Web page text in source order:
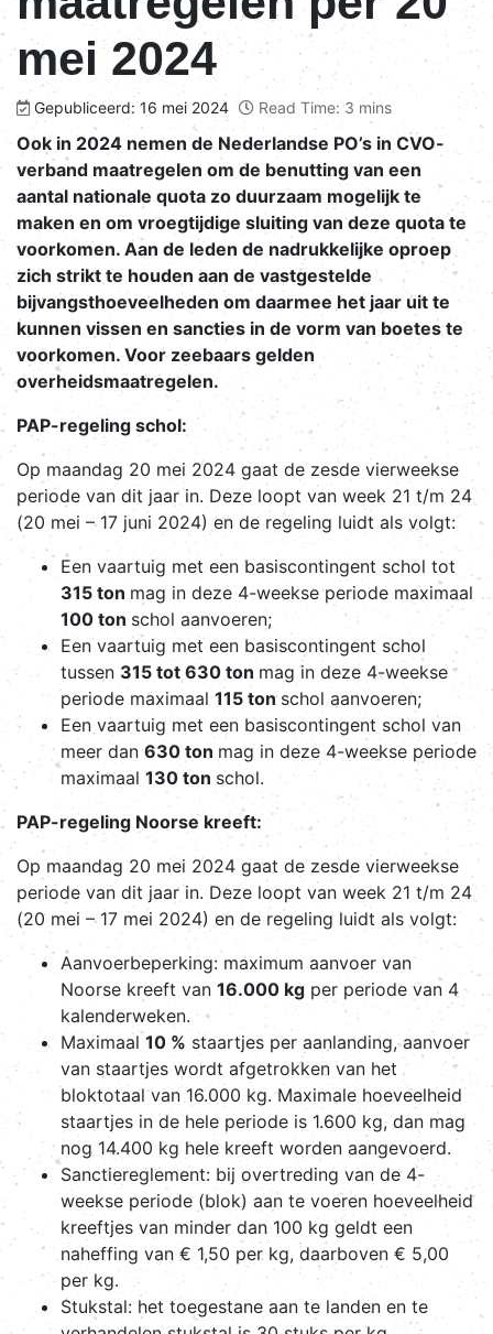
mei 2024
Gepubliceerd: 16 mei 2024 Read Time: 3 mins
Ook in 2024 nemen de Nederlandse PO’s in CVO-
verband maatregelen om de benutting van een
aantal nationale quota zo duurzaam mogelijk te
maken en om vroegtijdige sluiting van deze quota te
voorkomen. Aan de leden de nadrukkelijke oproep
zich strikt te houden aan de vastgestelde
bijvangsthoeveelheden om daarmee het jaar uit te
kunnen vissen en sancties in de vorm van boetes te
voorkomen. Voor zeebaars gelden
overheidsmaatregelen.
PAP-regeling schol:
Op maandag 20 mei 2024 gaat de zesde vierweekse
periode van dit jaar in. Deze loopt van week 21 t/m 24
(20 mei – 17 juni 2024) en de regeling luidt als volgt:
Een vaartuig met een basiscontingent schol tot
315 ton mag in deze 4-weekse periode maximaal
100 ton schol aanvoeren;
Een vaartuig met een basiscontingent schol
tussen 315 tot 630 ton mag in deze 4-weekse
periode maximaal115 ton schol aanvoeren;
Een vaartuig met een basiscontingent schol van
meer dan 630 ton mag in deze 4-weekse periode
maximaal 130 ton schol.
PAP-regeling Noorse kreeft:
Op maandag 20 mei 2024 gaat de zesde vierweekse
periode van dit jaar in. Deze loopt van week 21 t/m 24
(20 mei – 17 mei 2024) en de regeling luidt als volgt:
Aanvoerbeperking: maximum aanvoer van
Noorse kreeft van 16.000 kg per periode van 4
kalenderweken.
Maximaal 10 % staartjes per aanlanding, aanvoer
van staartjes wordt afgetrokken van het
bloktotaal van 16.000 kg. Maximale hoeveelheid
staartjes in de hele periode is 1.600 kg, dan mag
nog 14.400 kg hele kreeft worden aangevoerd.
Sanctiereglement: bij overtreding van de 4-
weekse periode (blok) aan te voeren hoeveelheid
kreeftjes van minder dan 100 kg geldt een
naheffing van € 1,50 per kg, daarboven € 5,00
per kg.
Stukstal: het toegestane aan te landen en te